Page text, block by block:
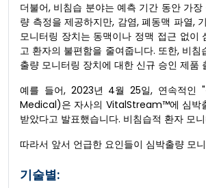
더불어, 비침습 분야는 예측 기간 동안 가
량 측정을 제공하지만, 감염, 폐동맥 파열,
모니터링 장치는 동맥이나 정맥 접근 없이
고 환자의 불편함을 줄여줍니다. 또한, 비
출량 모니터링 장치에 대한 신규 승인 제품
예를 들어, 2023년 4월 25일, 연속적인
Medical)은 자사의 VitalStream™에 심박
받았다고 발표했습니다. 비침습적 환자 모
따라서 앞서 언급한 요인들이 심박출량 모
기술별: